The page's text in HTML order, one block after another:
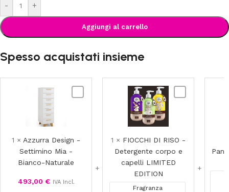
- +
Aggiungi al carrello
Spesso acquistati insieme
Naturale
1 × Azzurra Design -
Settimino Mia -
Bianco-Naturale
493,00 € IVA Incl.
Detergente
e
LIMITED
1 × FIOCCHI DI RISO -
Detergente corpo e
capelli LIMITED
EDITION
Fragranza